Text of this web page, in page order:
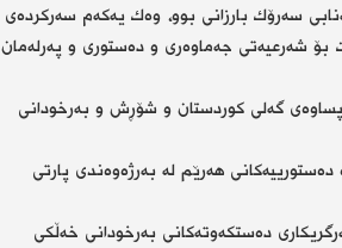
ئایاری 1992دا، بیرۆكه‌ و پێداگری جه‌نابی سه‌رۆك بارزانی بوو، وه‌ك یه‌كه‌م سه‌ركرده‌ی
بۆ شه‌رعیه‌تی جه‌ماوه‌ری و ده‌ستوری و په‌رله‌مان
گه‌لی كوردستان و شۆڕش و به‌رخودانی
هه‌رێم له‌ به‌رژه‌وه‌ندی پارتی
ده‌ستكه‌وته‌كانی به‌رخودانی خه‌ڵكی